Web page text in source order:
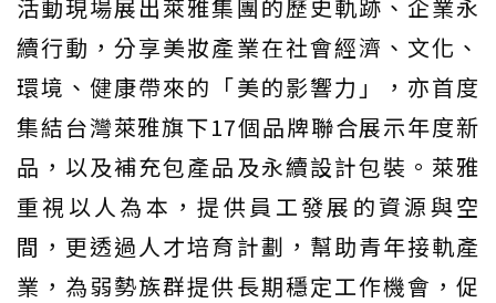
活動現場展出萊雅集團的歷史軌跡、企業永
續行動，分享美妝產業在社會經濟、文化、
環境、健康帶來的「美的影響力」，亦首度
集結台灣萊雅旗下17個品牌聯合展示年度新
品，以及補充包產品及永續設計包裝。萊雅
重視以人為本，提供員工發展的資源與空
間，更透過人才培育計劃，幫助青年接軌產
業，為弱勢族群提供長期穩定工作機會，促